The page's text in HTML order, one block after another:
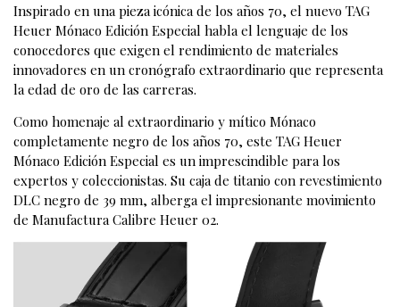
Inspirado en una pieza icónica de los años 70, el nuevo TAG
Heuer Mónaco Edición Especial habla el lenguaje de los
conocedores que exigen el rendimiento de materiales
innovadores en un cronógrafo extraordinario que representa
la edad de oro de las carreras.
Como homenaje al extraordinario y mítico Mónaco
completamente negro de los años 70, este TAG Heuer
Mónaco Edición Especial es un imprescindible para los
expertos y coleccionistas. Su caja de titanio con revestimiento
DLC negro de 39 mm, alberga el impresionante movimiento
de Manufactura Calibre Heuer 02.